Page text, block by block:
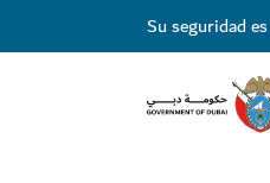
Su seguridad